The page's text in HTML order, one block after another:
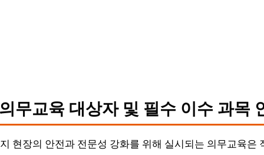
무교육 대상자 및 필수 이수 과목
현장의 안전과 전문성 강화를 위해 실시되는 의무교육은